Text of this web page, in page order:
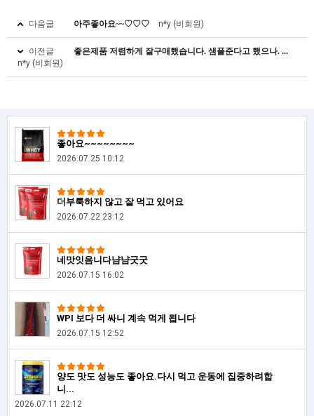
다음글 아주좋아요~~♡♡♡ n*y (비회원)
이전글
좋은제품 저렴하게 잘구매했습니다. 샘플준다고 했으나. ...
n*y (비회원)
좋아요~~~~~~~~
2026.07.25 10:12
더부룩하지 않고 잘 먹고 있어요
2026.07.22 23:12
네맛잇음니다냠냠굿굿
2026.07.15 16:02
WPI 보다 더 싸니 계속 먹게 됩니다
2026.07.15 12:52
양도 맛도 성능도 좋아요.다시 먹고 운동에 집중하려합
니...
2026.07.11 22:12